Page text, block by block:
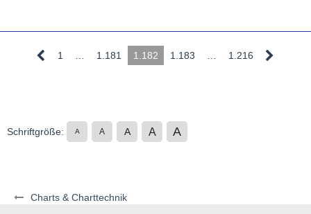
Charts & Charttechnik
1 1.181 1.182 1.183 1.216
Schriftgröße: A A A A A